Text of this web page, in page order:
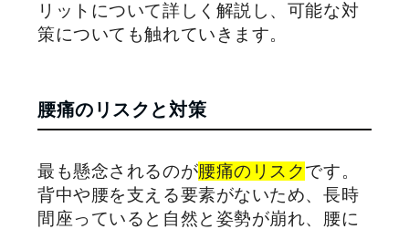
リットについて詳しく解説し、可能な対
策についても触れていきます。
腰痛のリスクと対策
最も懸念されるのが腰痛のリスクです。
背中や腰を支える要素がないため、長時
間座っていると自然と姿勢が崩れ、腰に